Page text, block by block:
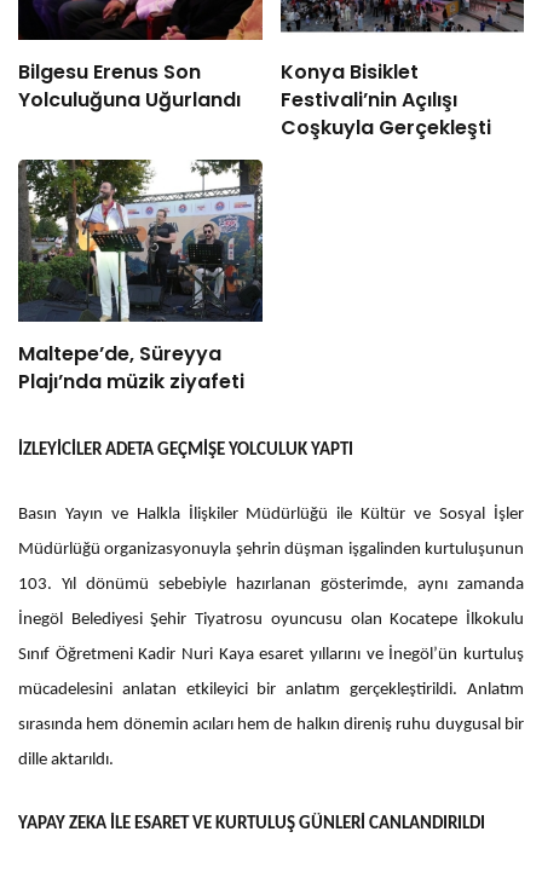
Bilgesu Erenus Son
Yolculuğuna Uğurlandı
Konya Bisiklet
Festivali’nin Açılışı
Coşkuyla Gerçekleşti
Maltepe’de, Süreyya
Plajı’nda müzik ziyafeti
İZLEYİCİLER ADETA GEÇMİŞE YOLCULUK YAPTI
Basın Yayın ve Halkla İlişkiler Müdürlüğü ile Kültür ve Sosyal İşler
Müdürlüğü organizasyonuyla şehrin düşman işgalinden kurtuluşunun
103. Yıl dönümü sebebiyle hazırlanan gösterimde, aynı zamanda
İnegöl Belediyesi Şehir Tiyatrosu oyuncusu olan Kocatepe İlkokulu
Sınıf Öğretmeni Kadir Nuri Kaya esaret yıllarını ve İnegöl’ün kurtuluş
mücadelesini anlatan etkileyici bir anlatım gerçekleştirildi. Anlatım
sırasında hem dönemin acıları hem de halkın direniş ruhu duygusal bir
dille aktarıldı.
YAPAY ZEKA İLE ESARET VE KURTULUŞ GÜNLERİ CANLANDIRILDI